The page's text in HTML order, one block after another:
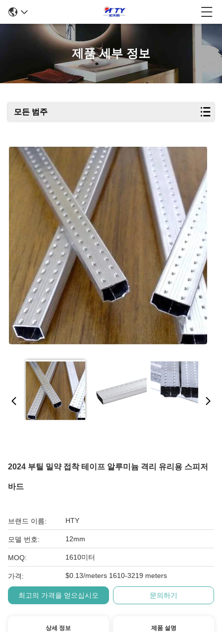
제품 세부 정보
모든 범주
2024 부틸 밀약 접착 테이프 알루미늄 격리 유리용 스피저
바드
브랜드 이름: HTY
모델 번호: 12mm
MOQ: 1610미터
가격: $0.13/meters 1610-3219 meters
최고의 가격을 얻으십시오 문의하기
상세 정보 제품 설명